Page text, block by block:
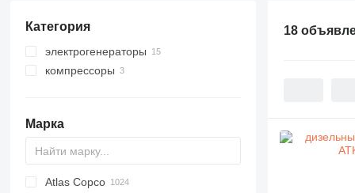
Категория
электрогенераторы
дизельные генераторы
компрессоры
передвижные компрессоры
Марка
PDS
APD
AB
Ensis
VZ
AG3
Atlas Copco
18